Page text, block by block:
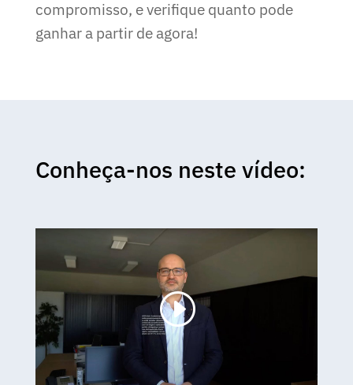
compromisso, e verifique quanto pode
ganhar a partir de agora!
Conheça-nos neste vídeo: